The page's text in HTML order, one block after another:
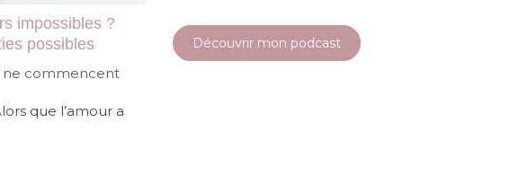
impossibles ?
possibles
ne commencent
que l’amour a
Découvrir mon podcast